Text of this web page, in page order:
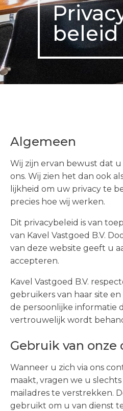
beleid
Algemeen
Wij zijn ervan bewust dat
ons. Wij zien het dan ook
lijk­heid om uw privacy te
precies hoe wij werken.
Dit privacybeleid is van
van Kavel Vastgoed B.V.
van deze website geeft u
accepteren.
Kavel Vastgoed B.V.
gebruikers van haar site
de persoonlijke informatie
vertrouwelijk wordt
Gebruik van onze
Wanneer u zich via ons
maakt, vragen we u
mailadres te verstrekken.
gebruikt om u van dienst